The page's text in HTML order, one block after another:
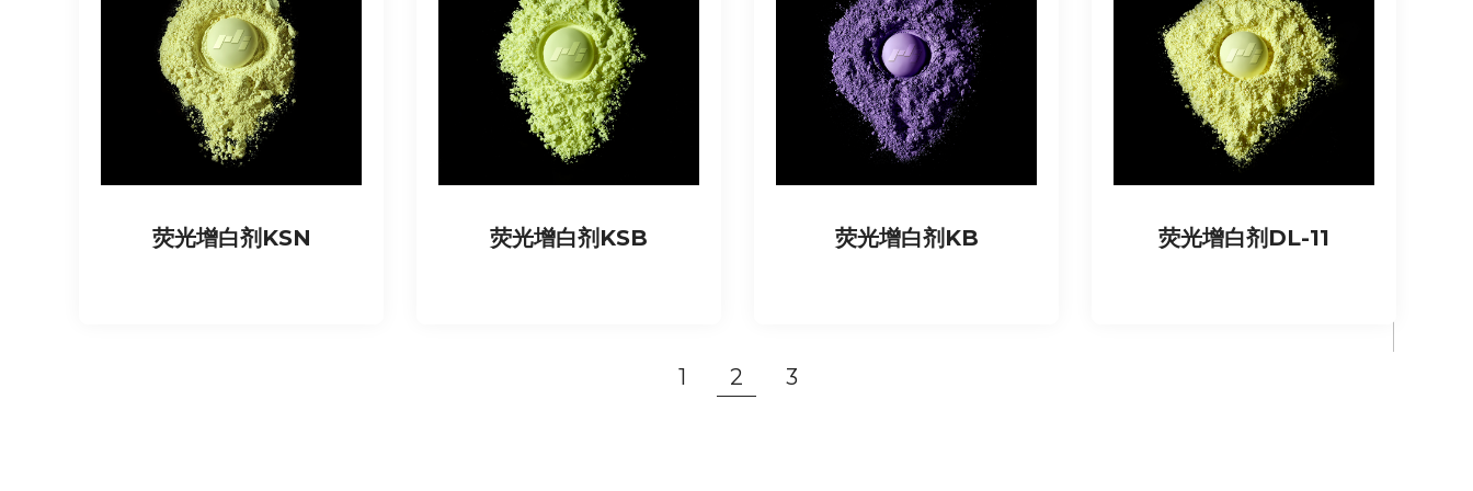
荧光增白剂KSN 荧光增白剂KSB 荧光增白剂KB 荧光增白剂DL-11
1 2 3